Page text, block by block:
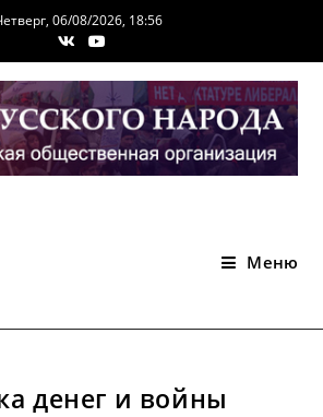
06/08/2026, 18:56
Меню
денег и войны